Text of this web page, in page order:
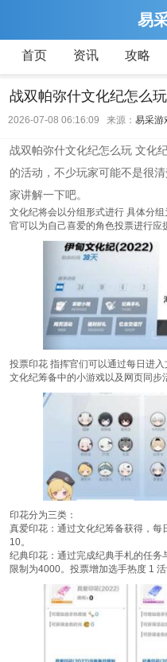
易
首页 资讯 攻略
战双帕弥什文化纪怎么
2026-07-08 06:16:09 来源： 易采游
战双帕弥什文化纪怎么玩 文化
的活动，不少玩家可能不是很
家讲解一下吧。
文化纪将会以分组形式进行 具体分
官可以为自己喜爱的角色投票进行应
投票印花 指挥官们可以通过每日进
文化纪筹备中的小游戏以及网页同步
印花分为三类：
真爱印花：通过文化纪筹备获得，
10。
纪典印花：通过完成纪典手札的任
限制为4000。投票增加选手热度 1